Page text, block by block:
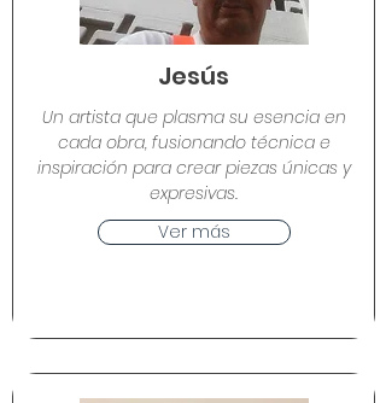
Jesús
Un artista que plasma su esencia en
cada obra, fusionando técnica e
inspiración para crear piezas únicas y
expresivas.
Ver más